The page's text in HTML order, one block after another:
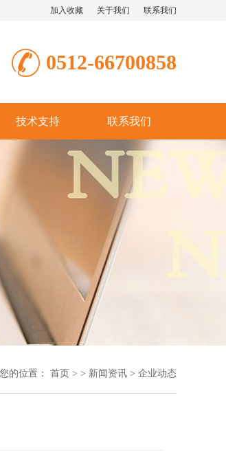
加入收藏 关于我们 联系我们
0512-66700858
技术支持 联系我们
您的位置： 首页 > > 新闻资讯 > 企业动态